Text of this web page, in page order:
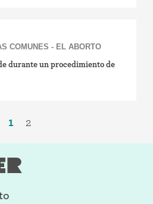
COMUNES - EL ABORTO
durante un procedimiento de
1 2